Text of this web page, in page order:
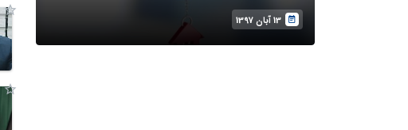
13 آبان 1397